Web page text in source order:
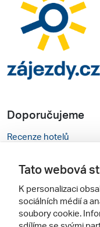
Doporučujeme
Recenze hotelů
Zájazdy.sk
Tato webová
K personalizaci
sociálních médií a
soubory cookie.